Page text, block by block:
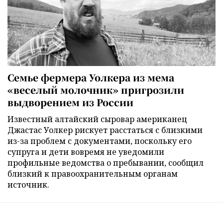
Семье фермера Уолкера из мема
«веселый молочник» пригрозили
выдворением из России
Известный алтайский сыровар американец
Джастас Уолкер рискует расстаться с близкими
из-за проблем с документами, поскольку его
супруга и дети вовремя не уведомили
профильные ведомства о пребывании, сообщил
близкий к правоохранительным органам
источник.